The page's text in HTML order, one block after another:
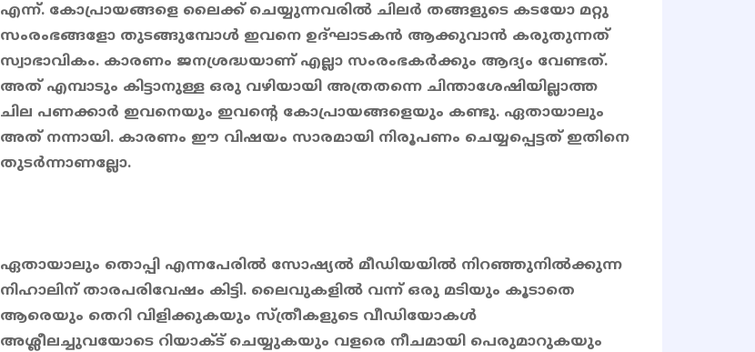
എന്ന്. കോപ്രായങ്ങളെ ലൈക്ക് ചെയ്യുന്നവരിൽ ചിലർ തങ്ങളുടെ കടയോ മറ്റു
സംരംഭങ്ങളോ തുടങ്ങുമ്പോൾ ഇവനെ ഉദ്ഘാടകൻ ആക്കുവാൻ കരുതുന്നത്
സ്വാഭാവികം. കാരണം ജനശ്രദ്ധയാണ് എല്ലാ സംരംഭകർക്കും ആദ്യം വേണ്ടത്.
അത് എമ്പാടും കിട്ടാനുള്ള ഒരു വഴിയായി അത്രതന്നെ ചിന്താശേഷിയില്ലാത്ത
ചില പണക്കാർ ഇവനെയും ഇവന്റെ കോപ്രായങ്ങളെയും കണ്ടു. ഏതായാലും
അത് നന്നായി. കാരണം ഈ വിഷയം സാരമായി നിരൂപണം ചെയ്യപ്പെട്ടത് ഇതിനെ
തുടർന്നാണല്ലോ.
ഏതായാലും തൊപ്പി എന്നപേരിൽ സോഷ്യൽ മീഡിയയിൽ നിറഞ്ഞുനിൽക്കുന്ന
നിഹാലിന് താരപരിവേഷം കിട്ടി. ലൈവുകളിൽ വന്ന് ഒരു മടിയും കൂടാതെ
ആരെയും തെറി വിളിക്കുകയും സ്ത്രീകളുടെ വീഡിയോകൾ
അശ്ലീലച്ചുവയോടെ റിയാക്ട് ചെയ്യുകയും വളരെ നീചമായി പെരുമാറുകയും